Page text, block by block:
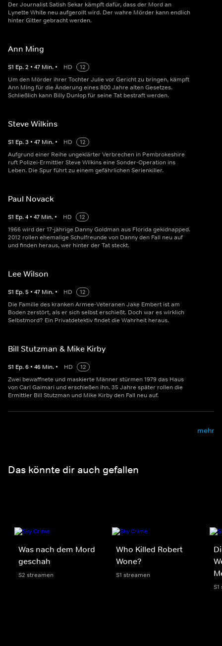
Der Journalist Satish Sekar kämpft dafür, dass der Mord an
Lynette White neu aufgerollt wird. Der wahre Mörder kann endlich
hinter Gitter gebracht werden.
Ann Ming
S1 Ep.2 • 47 Min. • HD
12
Um den Mörder ihrer Tochter Julie vor Gericht zu bringen, kämpft
Ann Ming für die Änderung eines 800 Jahre alten Gesetzes.
Schließlich kann Billy Dunlop für seine Tat bestraft werden.
Steve Wilkins
S1 Ep.3 • 47 Min. • HD
12
Aufgrund einer Reihe ungeklärter Verbrechen in Pembrokeshire
ruft Polizei-Ermittler Steve Wilkins eine Sonder-Operation ins
Leben. Die Spur führt zu einem gefährlichen Serienkiller.
Paul Novack
S1 Ep.4 • 47 Min. • HD
12
1966 wird der 17-jährige Danny Goldman aus Florida gekidnapped.
2012 rollen ehemalige Schulfreunde von Danny den Fall neu auf
und finden heraus, wer hinter der Tat steckt.
Lee Wilson
S1 Ep.5 • 47 Min. • HD
12
Die Familie des kranken Armee-Veteranen Jake Embert ist am
Boden zerstört, als er sich selbst erschießt. Doch war es wirklich
Selbstmord? Ein Privatdetektiv findet die Wahrheit heraus.
Bill Stutzman & Mike Kirby
S1 Ep.6 • 46 Min. • HD
12
Zwei bewaffnete und maskierte Männer stürmen 1979 das Haus
von Carl Gaimari und erschießen ihn. 35 Jahre später rollen die
Ermittler Bill Stutzman und Mike Kirby den Fall neu auf.
mehr
Das könnte dir auch gefallen
Was nach dem Mord
geschah
S2 streamen
Who Killed Robert
Wone?
S1 streamen